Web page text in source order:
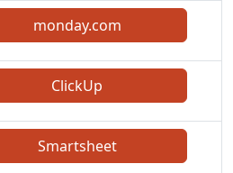
monday.com
ClickUp
Smartsheet